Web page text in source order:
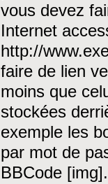
vous devez
Internet
http://
faire de lien
moins que
stockées
exemple les
par mot de
BBCode [img].